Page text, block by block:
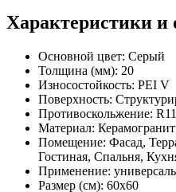
Характеристики и
Основной цвет: Серый
Толщина (мм): 20
Износостойкость: PEI V
Поверхность:
Противоскольжение: R11
Материал: Керамогранит
Помещение: Фасад,
Гостиная, Спальня,
Применение:
Размер (см): 60x60